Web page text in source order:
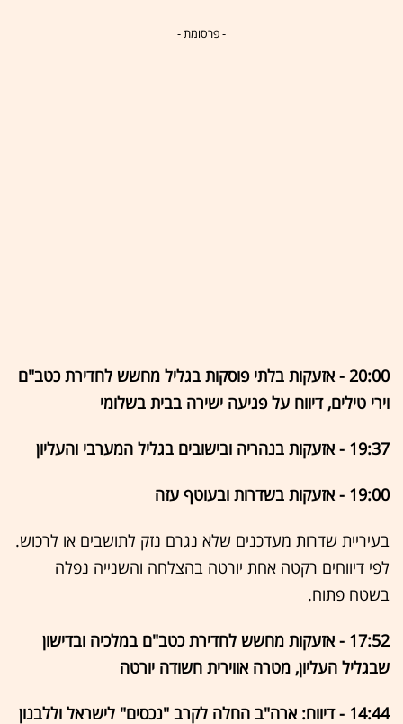
- פרסומת -
20:00 - אזעקות בלתי פוסקות בגליל מחשש לחדירת כטב"ם
וירי טילים, דיווח על פגיעה ישירה בבית בשלומי
19:37 - אזעקות בנהריה ובישובים בגליל המערבי והעליון
19:00 - אזעקות בשדרות ובעוטף עזה
בעיריית שדרות מעדכנים שלא נגרם נזק לתושבים או לרכוש.
לפי דיווחים רקטה אחת יורטה בהצלחה והשנייה נפלה
בשטח פתוח.
17:52 - אזעקות מחשש לחדירת כטב"ם במלכיה ובדישון
שבגליל העליון, מטרה אווירית חשודה יורטה
14:44 - דיווח: ארה"ב החלה לקרב "נכסים" לישראל וללבנון